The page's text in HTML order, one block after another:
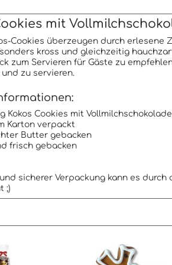
mit
Cookies überzeugen durch
kross und gleichzeitig
zum Servieren für Gäste zu
zu servieren.
Kokos Cookies mit Vollmilchschokolade
Karton verpackt
Butter gebacken
frisch gebacken
sicherer Verpackung kann es
;)